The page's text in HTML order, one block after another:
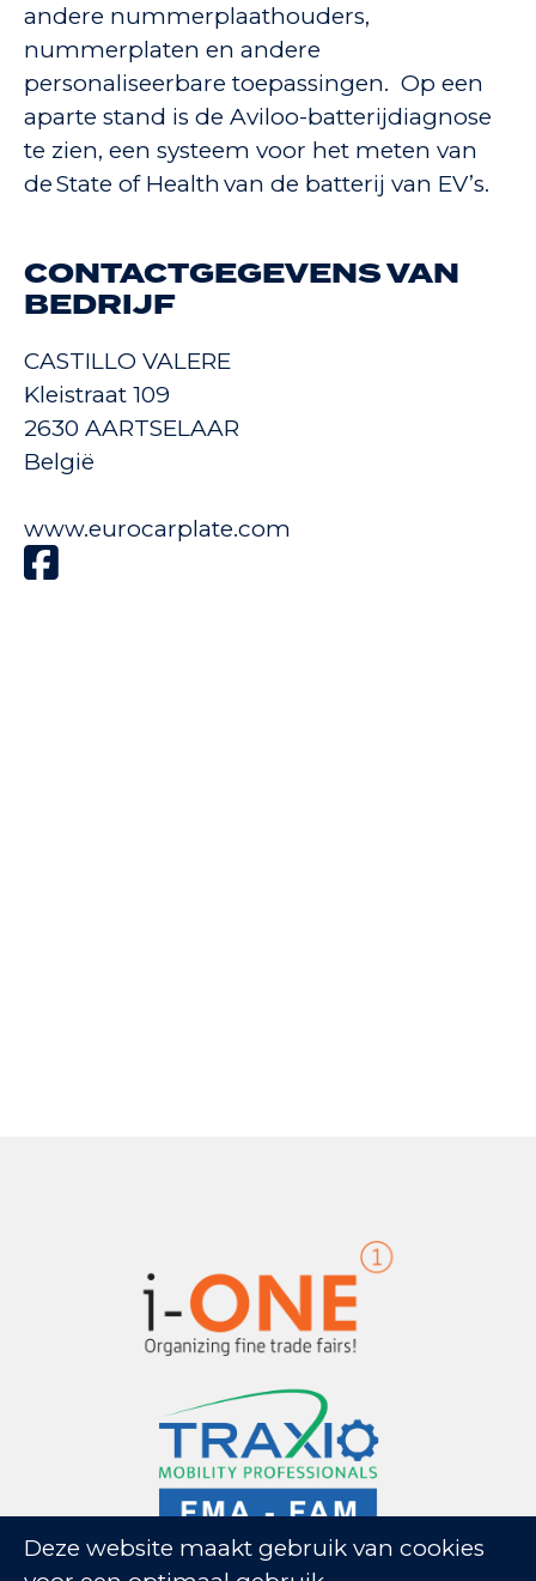
Deze website maakt gebruik van cookies
andere nummerplaathouders,
nummerplaten en andere
personaliseerbare toepassingen. Op een
aparte stand is de Aviloo-batterijdiagnose
te zien, een systeem voor het meten van
de State of Health van de batterij van EV’s.
CONTACTGEGEVENS VAN
BEDRIJF
CASTILLO VALERE
Kleistraat 109
2630 AARTSELAAR
België
www.eurocarplate.com